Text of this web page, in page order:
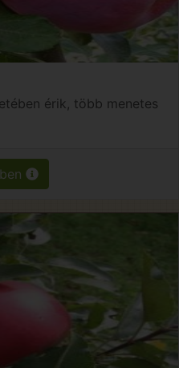
érik, több menetes